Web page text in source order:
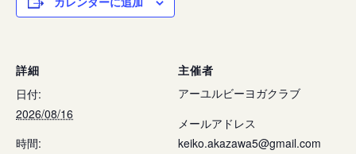
詳細
日付:
2026/08/16
時間:
主催者
アーユルビーヨガクラブ
メールアドレス
keiko.akazawa5@gmail.com